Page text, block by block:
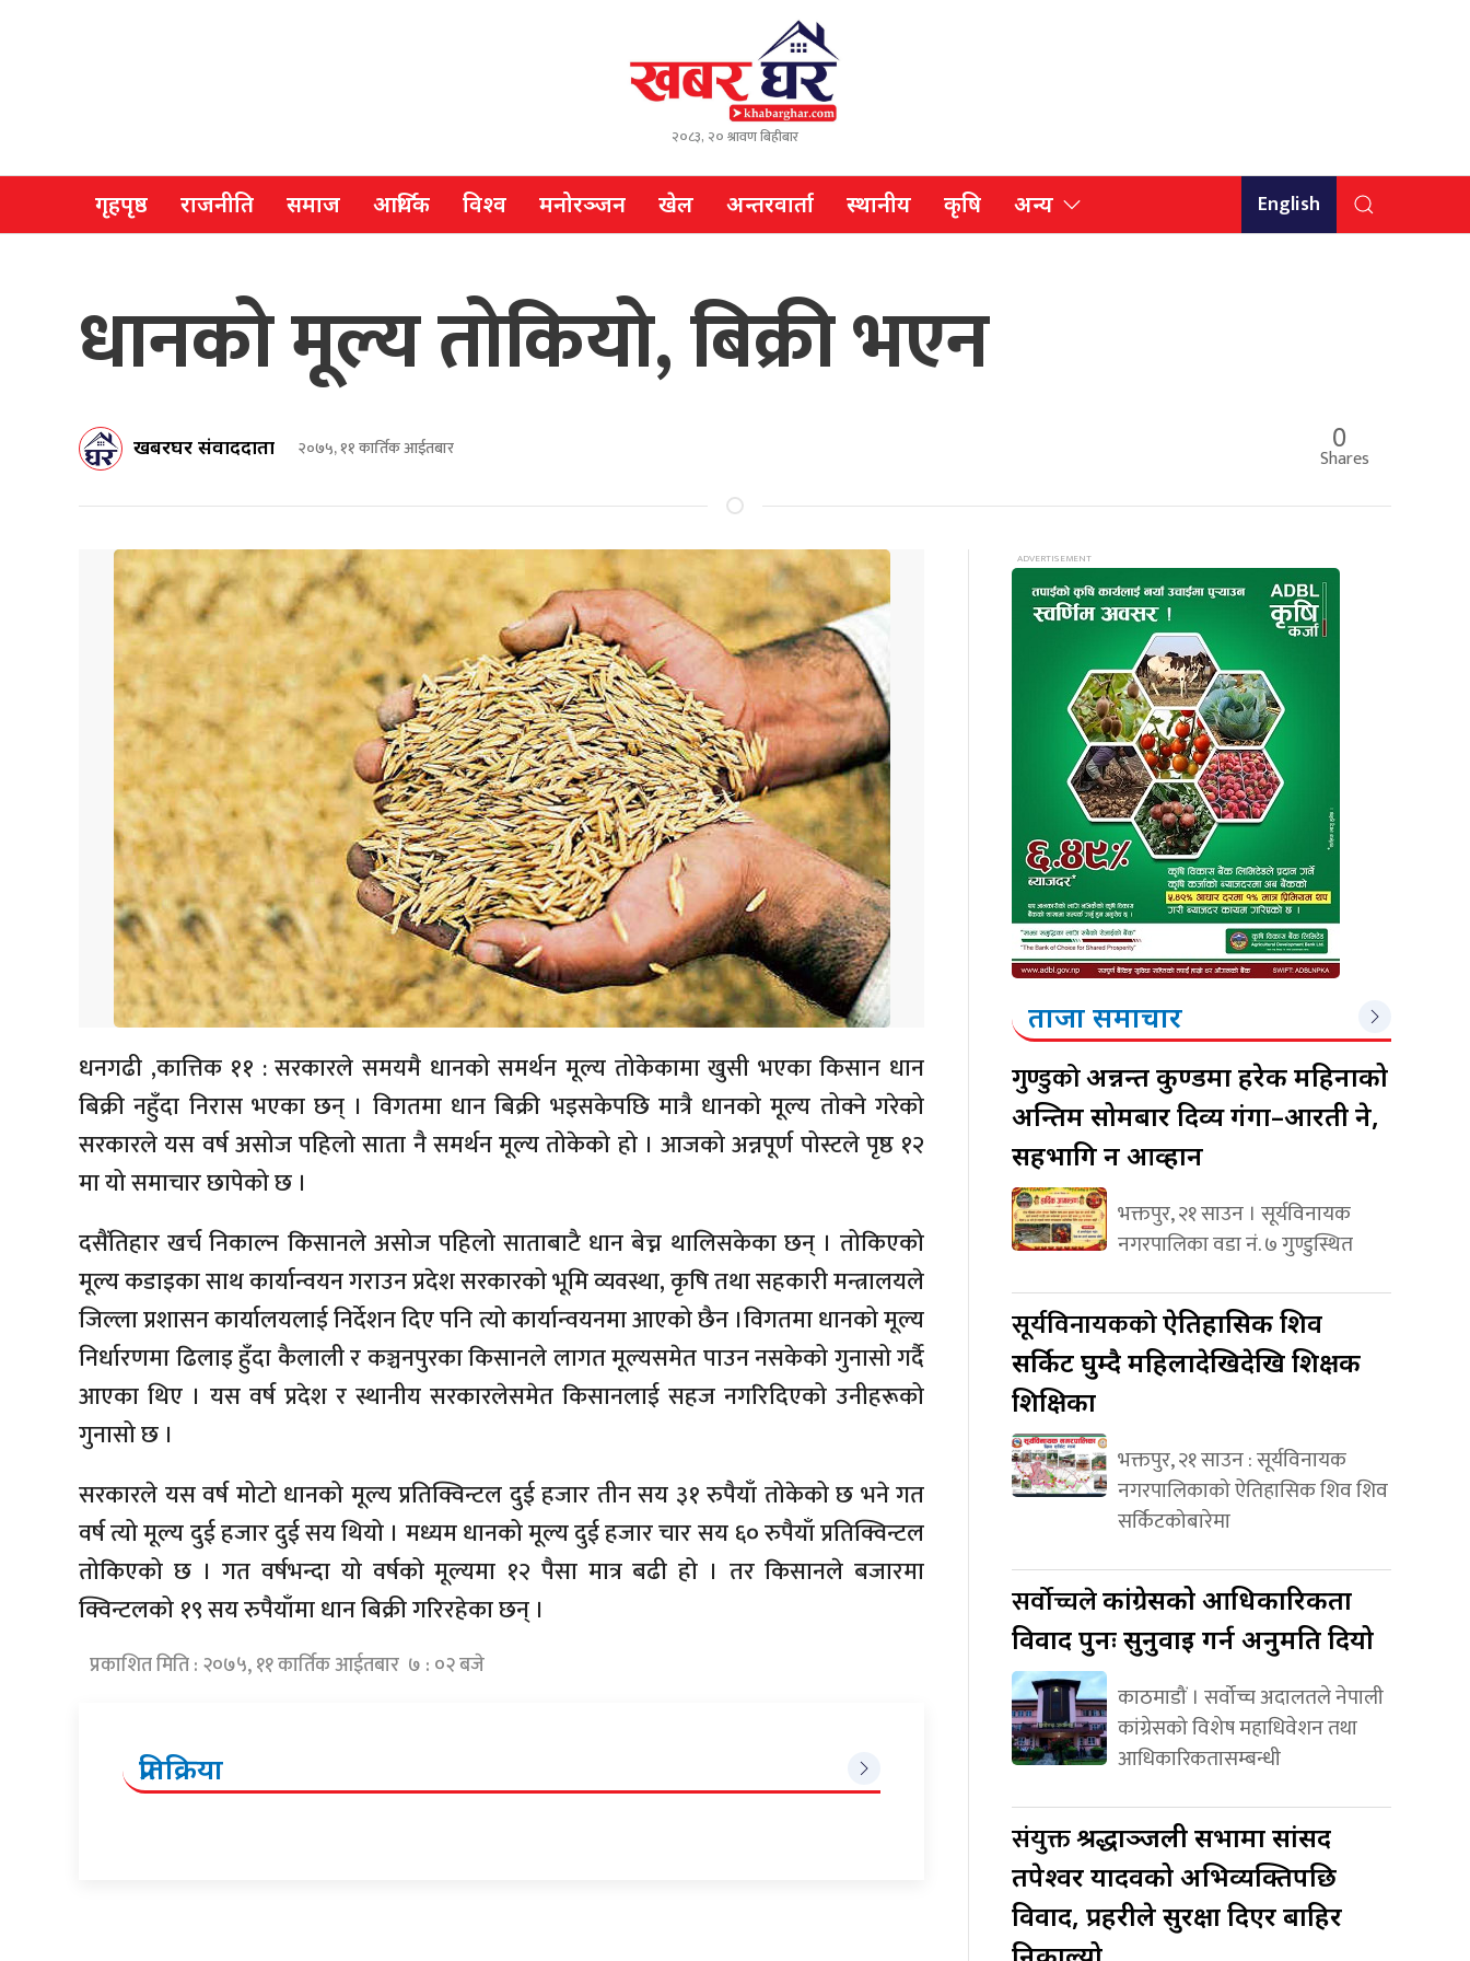
२०८३, २० श्रावण बिहीबार
गृहपृष्ठ राजनीति समाज आर्थिक विश्व मनोरञ्जन खेल अन्तरवार्ता स्थानीय कृषि अन्य English
धानको मूल्य तोकियो, बिक्री भएन
खबरघर संवाददाता २०७५, ११ कार्तिक आईतबार 0
Shares
धनगढी ,कात्तिक ११ : सरकारले समयमै धानको समर्थन मूल्य तोकेकामा खुसी भएका किसान धान
बिक्री नहुँदा निरास भएका छन् । विगतमा धान बिक्री भइसकेपछि मात्रै धानको मूल्य तोक्ने गरेको
सरकारले यस वर्ष असोज पहिलो साता नै समर्थन मूल्य तोकेको हो । आजको अन्नपूर्ण पोस्टले पृष्ठ १२
मा यो समाचार छापेको छ ।
दसैंतिहार खर्च निकाल्न किसानले असोज पहिलो साताबाटै धान बेच्न थालिसकेका छन् । तोकिएको
मूल्य कडाइका साथ कार्यान्वयन गराउन प्रदेश सरकारको भूमि व्यवस्था, कृषि तथा सहकारी मन्त्रालयले
जिल्ला प्रशासन कार्यालयलाई निर्देशन दिए पनि त्यो कार्यान्वयनमा आएको छैन ।विगतमा धानको मूल्य
निर्धारणमा ढिलाइ हुँदा कैलाली र कञ्चनपुरका किसानले लागत मूल्यसमेत पाउन नसकेको गुनासो गर्दै
आएका थिए । यस वर्ष प्रदेश र स्थानीय सरकारलेसमेत किसानलाई सहज नगरिदिएको उनीहरूको
गुनासो छ ।
सरकारले यस वर्ष मोटो धानको मूल्य प्रतिक्विन्टल दुई हजार तीन सय ३१ रुपैयाँ तोकेको छ भने गत
वर्ष त्यो मूल्य दुई हजार दुई सय थियो । मध्यम धानको मूल्य दुई हजार चार सय ६० रुपैयाँ प्रतिक्विन्टल
तोकिएको छ । गत वर्षभन्दा यो वर्षको मूल्यमा १२ पैसा मात्र बढी हो । तर किसानले बजारमा
क्विन्टलको १९ सय रुपैयाँमा धान बिक्री गरिरहेका छन् ।
प्रकाशित मिति : २०७५, ११ कार्तिक आईतबार ७ : ०२ बजे
प्रतिक्रिया
ताजा समाचार
गुण्डुकोअन्नन्त कुण्डमा हरेक महिनाको
अन्तिम सोमबार दिव्य गंगा–आरती हुने,
सहभागि हुन आव्हान
भक्तपुर, २१ साउन । सूर्यविनायक
नगरपालिका वडा नं. ७ गुण्डुस्थित
सूर्यविनायककोऐतिहासिक शिव
सर्किट घुम्दै महिलादेखिदेखि शिक्षक
शिक्षिका
भक्तपुर, २१ साउन : सूर्यविनायक
नगरपालिकाको ऐतिहासिक शिव शिव
सर्किटकोबारेमा
सर्वोच्चलेकांग्रेसको आधिकारिकता
विवाद पुनः सुनुवाइ गर्न अनुमति दियो
काठमाडौं । सर्वोच्च अदालतले नेपाली
कांग्रेसको विशेष महाधिवेशन तथा
आधिकारिकतासम्बन्धी
संयुक्तश्रद्धाञ्जली सभामा सांसद
तपेश्वर यादवको अभिव्यक्तिपछि
विवाद, प्रहरीले सुरक्षा दिएर बाहिर